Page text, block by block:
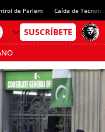
de Parlem Caída de